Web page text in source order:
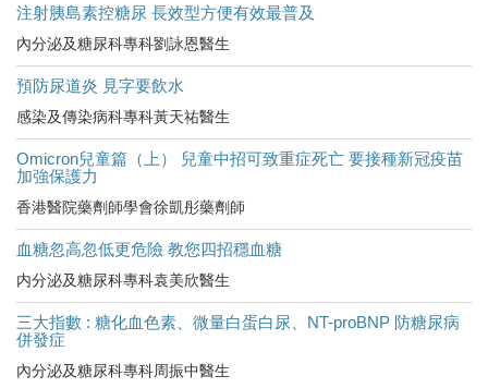
注射胰島素控糖尿 長效型方便有效最普及
內分泌及糖尿科專科劉詠恩醫生
預防尿道炎 見字要飲水
感染及傳染病科專科黃天祐醫生
Omicron兒童篇（上） 兒童中招可致重症死亡 要接種新冠疫苗
加強保護力
香港醫院藥劑師學會徐凱彤藥劑師
血糖忽高忽低更危險 教您四招穩血糖
内分泌及糖尿科專科袁美欣醫生
三大指數 : 糖化血色素、微量白蛋白尿、NT-proBNP 防糖尿病
併發症
內分泌及糖尿科專科周振中醫生